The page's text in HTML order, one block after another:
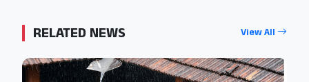
RELATED NEWS View All